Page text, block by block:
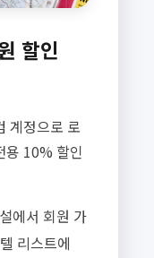
할인
계정으로 로
용 10% 할인
에서 회원 가
리스트에